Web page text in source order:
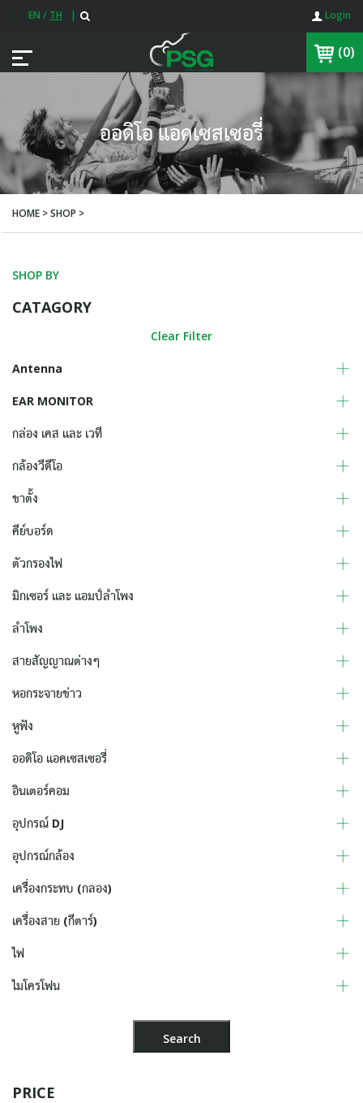
EN / TH | Login
(0)
ออดิโอ แอคเซสเซอรี่
HOME > SHOP >
SHOP BY
CATAGORY
Clear Filter
Antenna
EAR MONITOR
กล่อง เคส และ เวที
กล้องวีดีโอ
ขาตั้ง
คีย์บอร์ด
ตัวกรองไฟ
มิกเซอร์ และ แอมป์ลำโพง
ลำโพง
สายสัญญาณต่างๆ
หอกระจายข่าว
หูฟัง
ออดิโอ แอคเซสเซอรี่
อินเตอร์คอม
อุปกรณ์ DJ
อุปกรณ์กล้อง
เครื่องกระทบ (กลอง)
เครื่องสาย (กีตาร์)
ไฟ
ไมโครโฟน
PRICE